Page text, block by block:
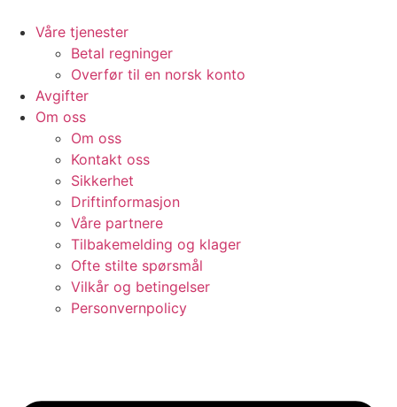
Våre tjenester
Betal regninger
Overfør til en norsk konto
Avgifter
Om oss
Om oss
Kontakt oss
Sikkerhet
Driftinformasjon
Våre partnere
Tilbakemelding og klager
Ofte stilte spørsmål
Vilkår og betingelser​
Personvernpolicy